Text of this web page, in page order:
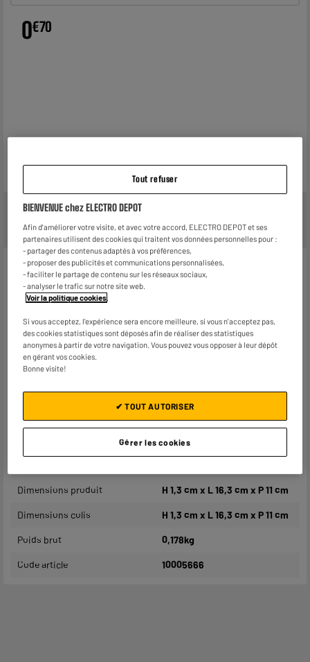
0€70
Caractéristiques
Type de produit
Coloris Plusieurs coloris
Matière principale Plastique
Contenance
Caractéristiques
Bloc permettant de conserver
vos aliments plus longtemps
au frais.
A placer dans votre
Dimensions produit H 1,3 cm x L 16,3 cm x P 11 cm
Dimensions colis H 1,3 cm x L 16,3 cm x P 11 cm
Poids brut 0,178kg
Code article 10005666
Tout refuser
BIENVENUE chez ELECTRO DEPOT
Afin d'améliorer votre visite, et avec votre accord, ELECTRO DEPOT et ses
partenaires utilisent des cookies qui traitent vos données personnelles pour :
- partager des contenus adaptés à vos préférences,
- proposer des publicités et communications personnalisées,
- faciliter le partage de contenu sur les réseaux sociaux,
- analyser le trafic sur notre site web.
Voir la politique cookies.
Si vous acceptez, l'expérience sera encore meilleure, si vous n'acceptez pas,
des cookies statistiques sont déposés afin de réaliser des statistiques
anonymes à partir de votre navigation. Vous pouvez vous opposer à leur dépôt
en gérant vos cookies.
Bonne visite!
Gérer les cookies
✔ TOUT AUTORISER